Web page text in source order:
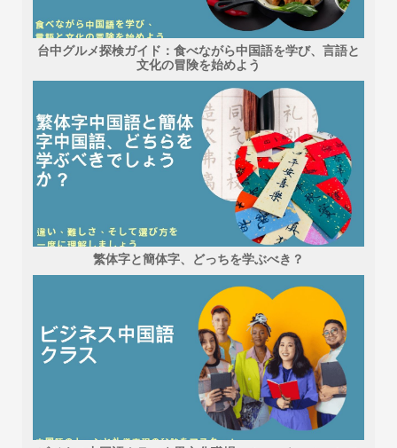
台中グルメ探検ガイド：食べながら中国語を学び、言語と
文化の冒険を始めよう
繁体字と簡体字、どっちを学ぶべき？